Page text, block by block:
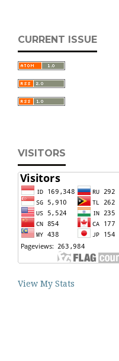
CURRENT ISSUE
VISITORS
View My Stats